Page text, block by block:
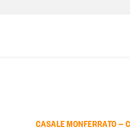
CASALE MONFERRATO —